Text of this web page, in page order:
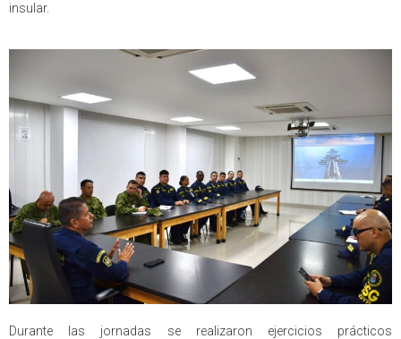
insular.
Durante las jornadas se realizaron ejercicios prácticos